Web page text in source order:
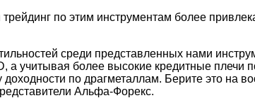
по этим инструментам более
среди представленных нами
а учитывая более высокие кредитные
по драгметаллам. Берите это на
Альфа-Форекс.